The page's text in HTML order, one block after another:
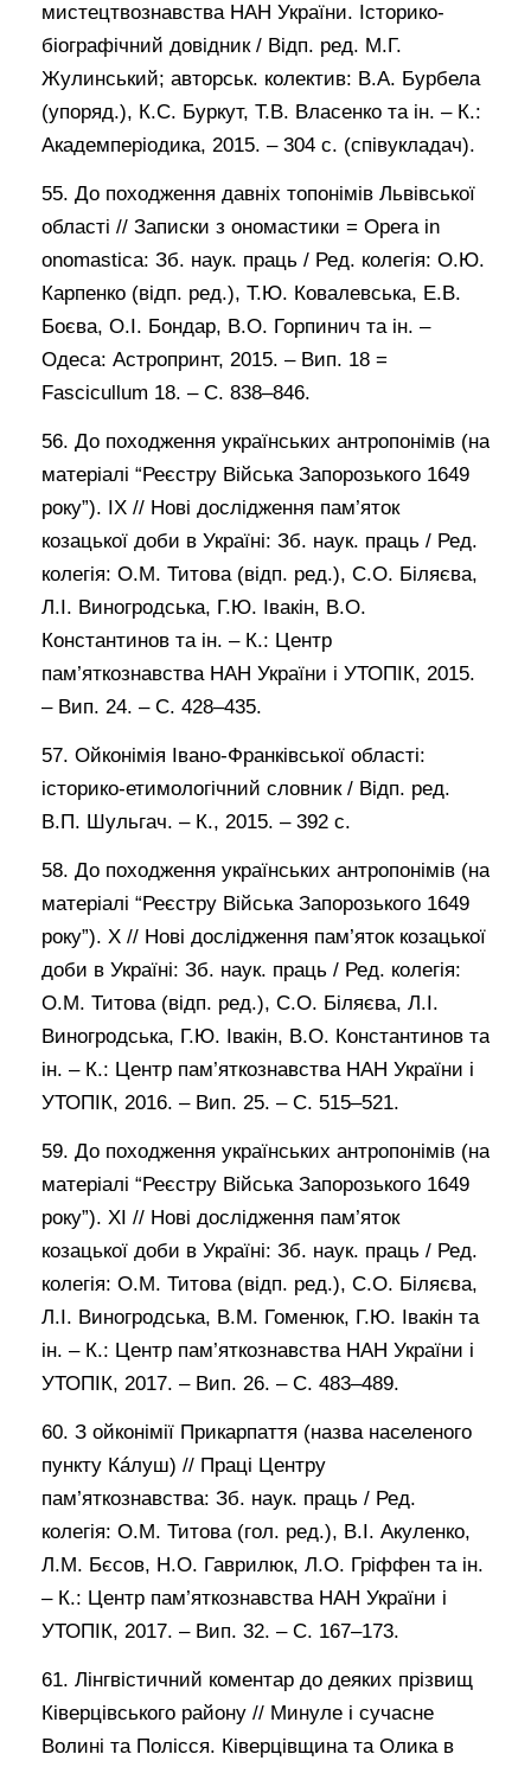
мистецтвознавства НАН України. Історико-
біографічний довідник / Відп. ред. М.Г.
Жулинський; авторськ. колектив: В.А. Бурбела
(упоряд.), К.С. Буркут, Т.В. Власенко та ін. – К.:
Академперіодика, 2015. – 304 с. (співукладач).
55. До походження давніх топонімів Львівської
області // Записки з ономастики = Opera in
onomastica: Зб. наук. праць / Ред. колегія: О.Ю.
Карпенко (відп. ред.), Т.Ю. Ковалевська, Е.В.
Боєва, О.І. Бондар, В.О. Горпинич та ін. –
Одеса: Астропринт, 2015. – Вип. 18 =
Fascicullum 18. – С. 838–846.
56. До походження українських антропонімів (на
матеріалі “Реєстру Війська Запорозького 1649
року”). ІХ // Нові дослідження пам’яток
козацької доби в Україні: Зб. наук. праць / Ред.
колегія: О.М. Титова (відп. ред.), С.О. Біляєва,
Л.І. Виногродська, Г.Ю. Івакін, В.О.
Константинов та ін. – К.: Центр
пам’яткознавства НАН України і УТОПІК, 2015.
– Вип. 24. – С. 428–435.
57. Ойконімія Івано-Франківської області:
історико-етимологічний словник / Відп. ред.
В.П. Шульгач. – К., 2015. – 392 с.
58. До походження українських антропонімів (на
матеріалі “Реєстру Війська Запорозького 1649
року”). Х // Нові дослідження пам’яток козацької
доби в Україні: Зб. наук. праць / Ред. колегія:
О.М. Титова (відп. ред.), С.О. Біляєва, Л.І.
Виногродська, Г.Ю. Івакін, В.О. Константинов та
ін. – К.: Центр пам’яткознавства НАН України і
УТОПІК, 2016. – Вип. 25. – С. 515–521.
59. До походження українських антропонімів (на
матеріалі “Реєстру Війська Запорозького 1649
року”). ХІ // Нові дослідження пам’яток
козацької доби в Україні: Зб. наук. праць / Ред.
колегія: О.М. Титова (відп. ред.), С.О. Біляєва,
Л.І. Виногродська, В.М. Гоменюк, Г.Ю. Івакін та
ін. – К.: Центр пам’яткознавства НАН України і
УТОПІК, 2017. – Вип. 26. – С. 483–489.
60. З ойконімії Прикарпаття (назва населеного
пункту Кáлуш) // Праці Центру
пам’яткознавства: Зб. наук. праць / Ред.
колегія: О.М. Титова (гол. ред.), В.І. Акуленко,
Л.М. Бєсов, Н.О. Гаврилюк, Л.О. Гріффен та ін.
– К.: Центр пам’яткознавства НАН України і
УТОПІК, 2017. – Вип. 32. – С. 167–173.
61. Лінгвістичний коментар до деяких прізвищ
Ківерцівського району // Минуле і сучасне
Волині та Полісся. Ківерцівщина та Олика в